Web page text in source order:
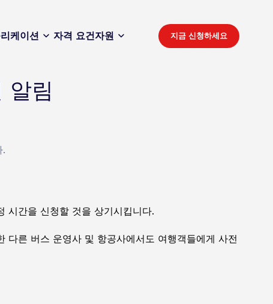
케이션 자격 요건자원 지금 신청하세요
알림
.
시간을 신청할 것을 상기시킵니다.
다른 버스 운영사 및 항공사에서도 여행객들에게 사전